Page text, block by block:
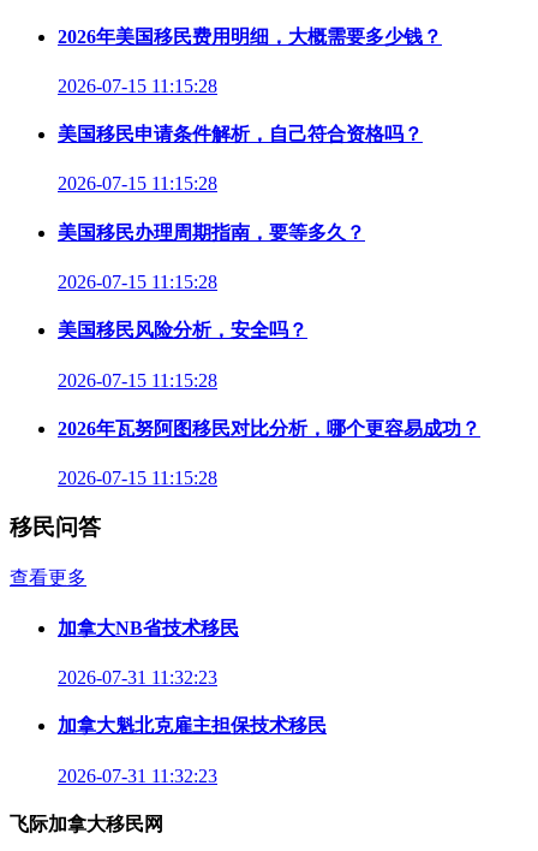
2026年美国移民费用明细，大概需要多少钱？
2026-07-15 11:15:28
美国移民申请条件解析，自己符合资格吗？
2026-07-15 11:15:28
美国移民办理周期指南，要等多久？
2026-07-15 11:15:28
美国移民风险分析，安全吗？
2026-07-15 11:15:28
2026年瓦努阿图移民对比分析，哪个更容易成功？
2026-07-15 11:15:28
移民问答
查看更多
加拿大NB省技术移民
2026-07-31 11:32:23
加拿大魁北克雇主担保技术移民
2026-07-31 11:32:23
飞际加拿大移民网